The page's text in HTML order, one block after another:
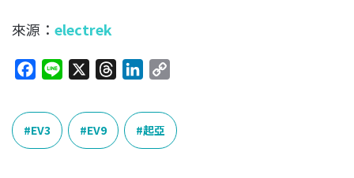
來源： electrek
c
e
b
e
e
n
k
e
y
L
EV3 EV9 起亞